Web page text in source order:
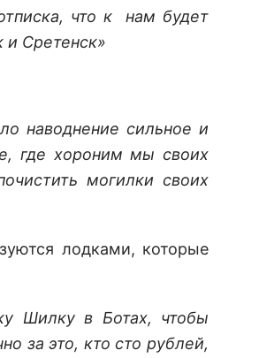
что к нам будет
и Сретенск»
наводнение сильное и
где хороним мы своих
могилки своих
лодками, которые
Шилку в Ботах, чтобы
за это, кто сто рублей,